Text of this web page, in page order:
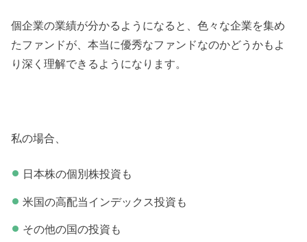
個企業の業績が分かるようになると、色々な企業を集め
たファンドが、本当に優秀なファンドなのかどうかもよ
り深く理解できるようになります。
私の場合、
日本株の個別株投資も
米国の高配当インデックス投資も
その他の国の投資も